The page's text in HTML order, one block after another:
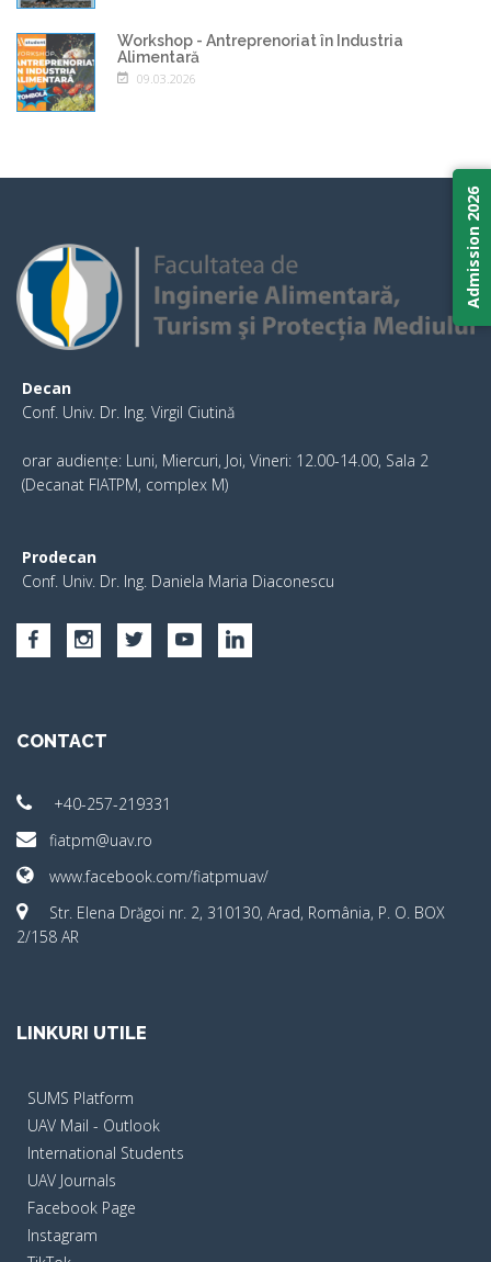
Workshop - Antreprenoriat în Industria
Alimentară
09.03.2026
Decan
Conf. Univ. Dr. Ing. Virgil Ciutină
orar audiențe: Luni, Miercuri, Joi, Vineri: 12.00-14.00, Sala 2
(Decanat FIATPM, complex M)
Prodecan
Conf. Univ. Dr. Ing. Daniela Maria Diaconescu
CONTACT
+40-257-219331
fiatpm@uav.ro
www.facebook.com/fiatpmuav/
Str. Elena Drăgoi nr. 2, 310130, Arad, România, P. O. BOX
2/158 AR
LINKURI UTILE
SUMS Platform
UAV Mail - Outlook
International Students
UAV Journals
Facebook Page
Instagram
Admission 2026